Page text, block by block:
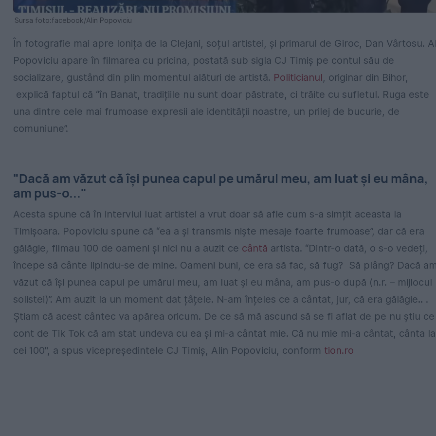
Sursa foto:facebook/Alin Popoviciu
În fotografie mai apre Ionița de la Clejani, soțul artistei, și primarul de Giroc, Dan Vârtosu.
Popoviciu apare în filmarea cu pricina, postată sub sigla CJ Timiș pe contul său de
socializare, gustând din plin momentul alături de artistă. Politicianul, originar din Bihor,
explică faptul că “în Banat, tradițiile nu sunt doar păstrate, ci trăite cu sufletul. Ruga este
una dintre cele mai frumoase expresii ale identității noastre, un prilej de bucurie, de
comuniune”.
"Dacă am văzut că își punea capul pe umărul meu, am luat și eu mâna,
am pus-o..."
Acesta spune că în interviul luat artistei a vrut doar să afle cum s-a simțit aceasta la
Timișoara. Popoviciu spune că “ea a și transmis niște mesaje foarte frumoase”, dar că era
gălăgie, filmau 100 de oameni și nici nu a auzit ce cântă artista. “Dintr-o dată, o s-o vedeți,
începe să cânte lipindu-se de mine. Oameni buni, ce era să fac, să fug? Să plâng? Dacă
văzut că își punea capul pe umărul meu, am luat și eu mâna, am pus-o după (n.r. – mijlocul
solistei)”. Am auzit la un moment dat țâțele. N-am înțeles ce a cântat, jur, că era gălăgie.. .
Știam că acest cântec va apărea oricum. De ce să mă ascund să se fi aflat de pe nu știu ce
cont de Tik Tok că am stat undeva cu ea și mi-a cântat mie. Că nu mie mi-a cântat, cânta la
cei 100", a spus vicepreședintele CJ Timiș, Alin Popoviciu, conform tion.ro